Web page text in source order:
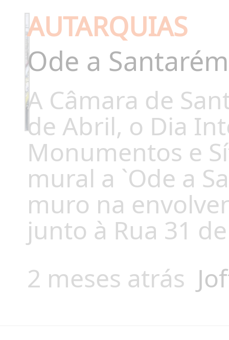
AUTARQUIAS
Ode a
A Câmara de
de Abril, o Dia
Monumentos e
mural a `Ode a
muro na
junto à Rua 31
2 meses atrás